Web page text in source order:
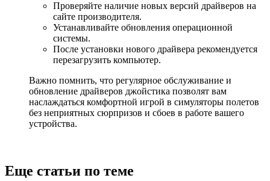
Проверяйте наличие новых версий драйверов на
сайте производителя.
Устанавливайте обновления операционной
системы.
После установки нового драйвера рекомендуется
перезагрузить компьютер.
Важно помнить, что регулярное обслуживание и
обновление драйверов джойстика позволят вам
наслаждаться комфортной игрой в симуляторы полетов
без неприятных сюрпризов и сбоев в работе вашего
устройства.
Еще статьи по теме